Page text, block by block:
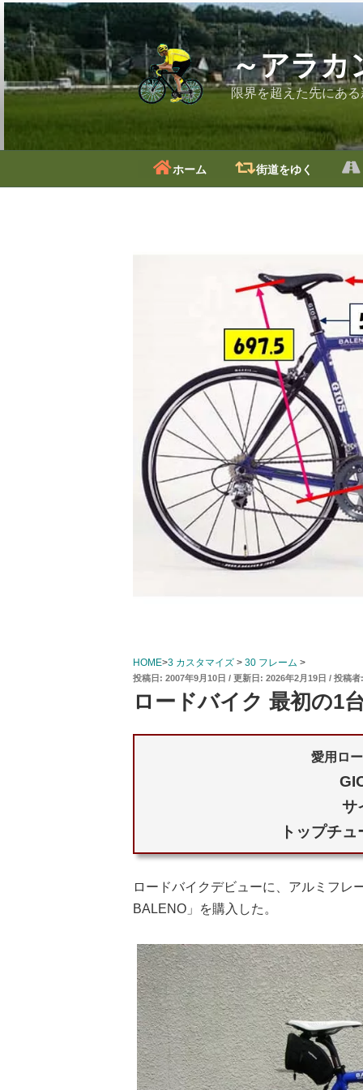
コ
ン
テ
ン
ツ
プ
～アラカ
限界を超えた先にあ
ホーム 街道をゆく
HOME>3 カスタマイズ> 30 フレーム >
投
2007年9月10日 2026年2月19日 投稿
ロードバイク 最初の1
愛用ロ
サ
トップチ
ロードバイクデビューに、アルミフレ
BALENO」を購入した。